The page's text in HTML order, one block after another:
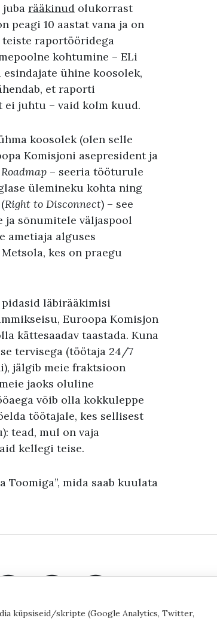
rääkinud olukorrast
peagi 10 aastat vana ja on
teiste raportööridega
kohtumine – ELi
ühine koosolek,
et raporti
ei juhtu – vaid kolm kuud.
koosolek (olen selle
Komisjoni asepresident ja
– seeria tööturule
ülemineku kohta ning
Right to Disconnect) – see
ja sõnumitele väljaspool
ametiaja alguses
kes on praegu
läbirääkimisi
Euroopa Komisjon
kättesaadav taastada. Kuna
tervisega (töötaja 24/7
jälgib meie fraktsioon
jaoks oluline
võib olla kokkuleppe
töötajale, kes sellisest
tead, mul on vaja
kellegi teise.
Toomiga”, mida saab kuulata
küpsiseid/skripte (Google Analytics, Twitter,